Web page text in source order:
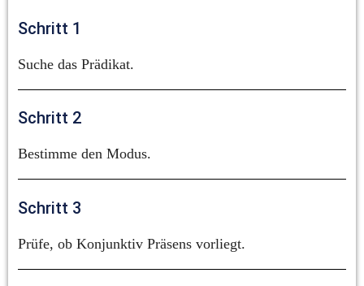
Schritt 1
Suche das Prädikat.
Schritt 2
Bestimme den Modus.
Schritt 3
Prüfe, ob Konjunktiv Präsens vorliegt.